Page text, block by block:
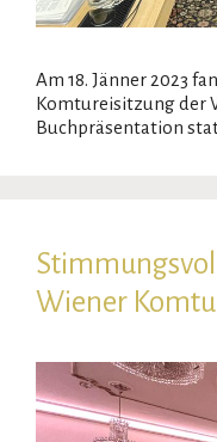
Am 18. Jänner 2023
Komtureisitzung der
Buchpräsentation
Wiener